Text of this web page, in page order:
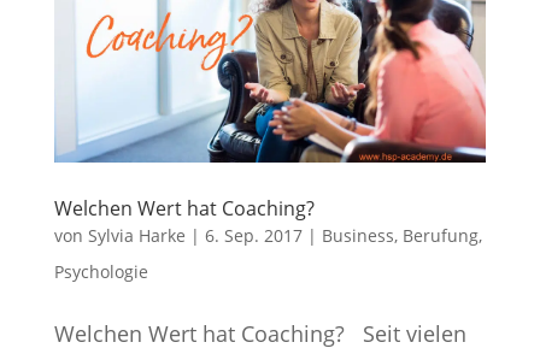
Welchen Wert hat Coaching?
von Sylvia Harke | 6. Sep. 2017| Business, Berufung,
Psychologie
Welchen Wert hat Coaching? Seit vielen